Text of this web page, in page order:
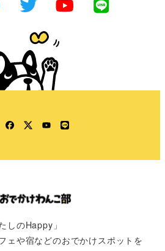
Facebook
TwitterYouTube
LINE
しのHappy」
ェや宿などのおでかけスポットを